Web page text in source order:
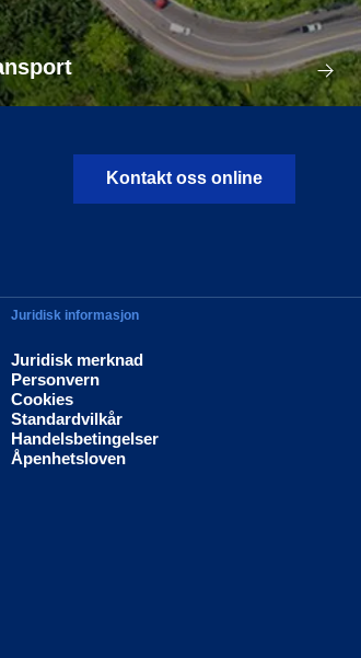
Kontakt oss online
Juridisk informasjon
Juridisk merknad
Personvern
Cookies
Standardvilkår
Handelsbetingelser
Åpenhetsloven